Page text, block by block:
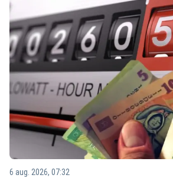
6 aug. 2026, 07:32